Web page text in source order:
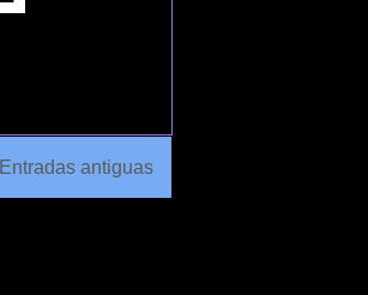
Entradas antiguas